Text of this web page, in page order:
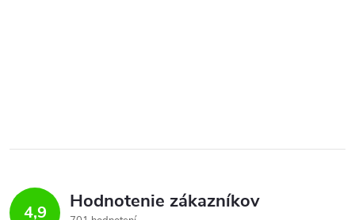
4,9 Hodnotenie zákazníkov